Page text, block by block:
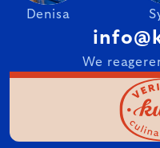
Denisa
We